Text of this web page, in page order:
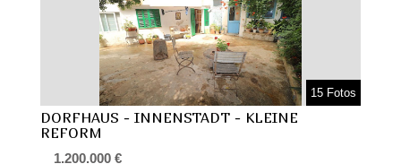
15 Fotos
DORFHAUS - INNENSTADT - KLEINE
REFORM
1.200.000 €